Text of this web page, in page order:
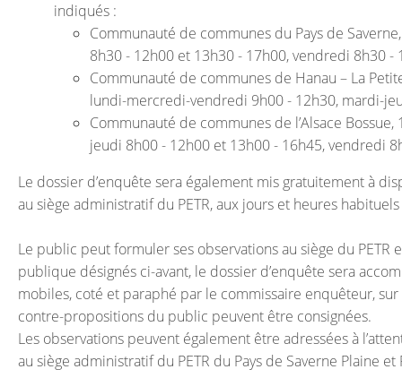
indiqués :
Communauté de communes du Pays de
8h30 - 12h00 et 13h30 - 17h00, vendredi 8h30
Communauté de communes de Hanau – La
lundi-mercredi-vendredi 9h00 - 12h30, mardi-
Communauté de communes de l’Alsace
jeudi 8h00 - 12h00 et 13h00 - 16h45, vendredi
Le dossier d’enquête sera également mis gratuitement à
au siège administratif du PETR, aux jours et heures
Le public peut formuler ses observations au siège du PETR
publique désignés ci-avant, le dossier d’enquête sera
mobiles, coté et paraphé par le commissaire enquêteur,
contre-propositions du public peuvent être consignées.
Les observations peuvent également être adressées à
au siège administratif du PETR du Pays de Saverne Plaine